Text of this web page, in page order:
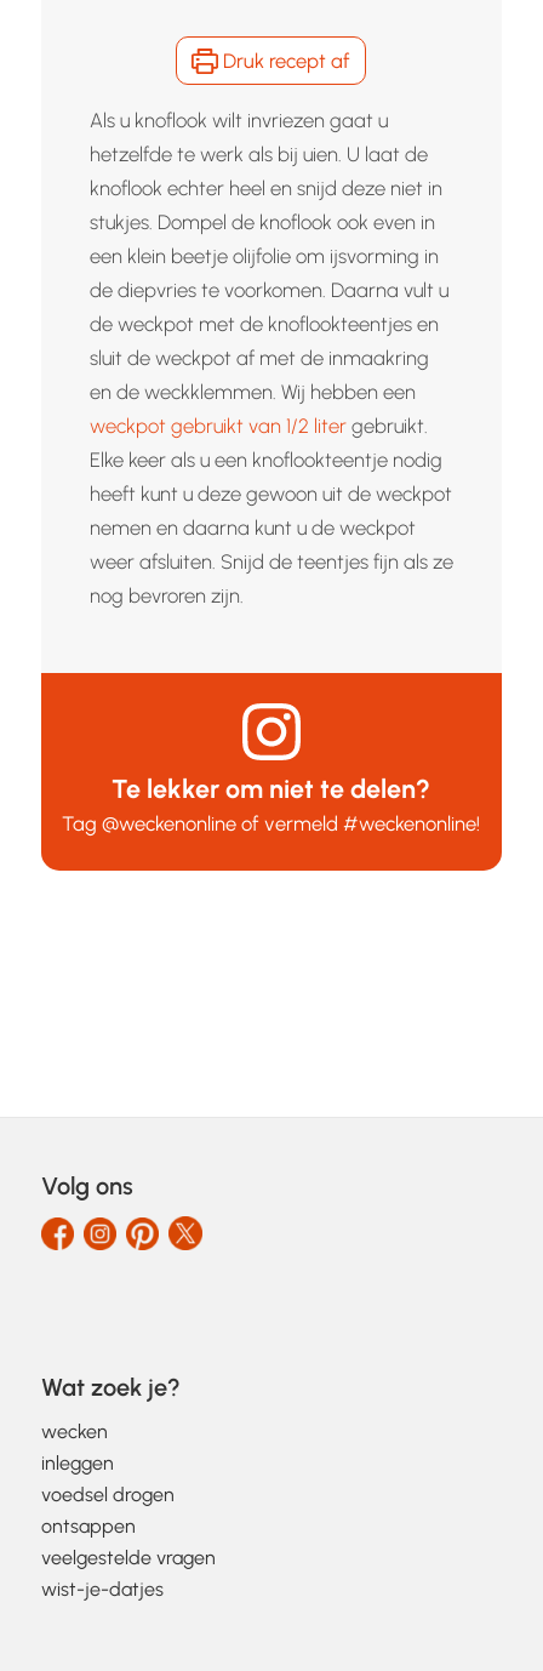
Druk recept af
Als u knoflook wilt invriezen gaat u
hetzelfde te werk als bij uien. U laat de
knoflook echter heel en snijd deze niet in
stukjes. Dompel de knoflook ook even in
een klein beetje olijfolie om ijsvorming in
de diepvries te voorkomen. Daarna vult u
de weckpot met de knoflookteentjes en
sluit de weckpot af met de inmaakring
en de weckklemmen. Wij hebben een
weckpot gebruikt van 1/2 litergebruikt.
Elke keer als u een knoflookteentje nodig
heeft kunt u deze gewoon uit de weckpot
nemen en daarna kunt u de weckpot
weer afsluiten. Snijd de teentjes fijn als ze
nog bevroren zijn.
Te lekker om niet te delen?
Tag@weckenonline of vermeld#weckenonline!
Volg ons
Wat zoek je?
wecken
inleggen
voedsel drogen
ontsappen
veelgestelde vragen
wist-je-datjes